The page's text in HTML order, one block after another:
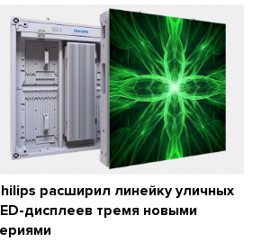
расширил линейку уличных
дисплеев тремя новыми